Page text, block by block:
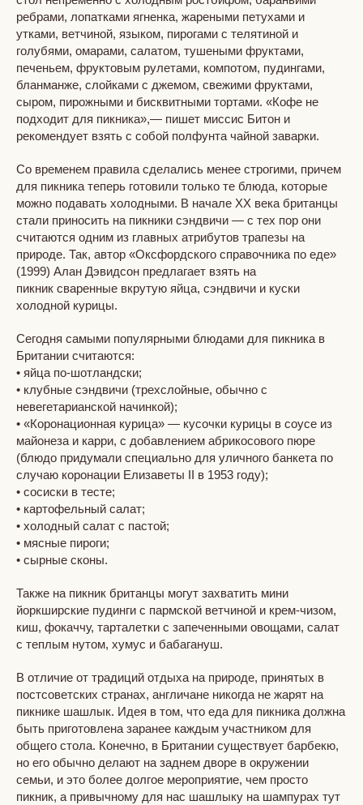
ребрами, лопатками ягненка, жареными петухами и
утками, ветчиной, языком, пирогами с телятиной и
голубями, омарами, салатом, тушеными фруктами,
печеньем, фруктовым рулетами, компотом, пудингами,
бланманже, слойками с джемом, свежими фруктами,
сыром, пирожными и бисквитными тортами. «Кофе не
подходит для пикника»,— пишет миссис Битон и
рекомендует взять с собой полфунта чайной заварки.
Со временем правила сделались менее строгими, причем
для пикника теперь готовили только те блюда, которые
можно подавать холодными. В начале XX века британцы
стали приносить на пикники сэндвичи — с тех пор они
считаются одним из главных атрибутов трапезы на
природе. Так, автор «Оксфордского справочника по еде»
(1999) Алан Дэвидсон предлагает взять на
пикник сваренные вкрутую яйца, сэндвичи и куски
холодной курицы.
Сегодня самыми популярными блюдами для пикника в
Британии считаются:
• яйца по-шотландски;
• клубные сэндвичи (трехслойные, обычно с
невегетарианской начинкой);
• «Коронационная курица» — кусочки курицы в соусе из
майонеза и карри, с добавлением абрикосового пюре
(блюдо придумали специально для уличного банкета по
случаю коронации Елизаветы II в 1953 году);
• сосиски в тесте;
• картофельный салат;
• холодный салат с пастой;
• мясные пироги;
• сырные сконы.
Также на пикник британцы могут захватить мини
йоркширские пудинги с пармской ветчиной и крем-чизом,
киш, фокаччу, тарталетки с запеченными овощами, салат
с теплым нутом, хумус и бабагануш.
В отличие от традиций отдыха на природе, принятых в
постсоветских странах, англичане никогда не жарят на
пикнике шашлык. Идея в том, что еда для пикника должна
быть приготовлена заранее каждым участником для
общего стола. Конечно, в Британии существует барбекю,
но его обычно делают на заднем дворе в окружении
семьи, и это более долгое мероприятие, чем просто
пикник, а привычному для нас шашлыку на шампурах тут